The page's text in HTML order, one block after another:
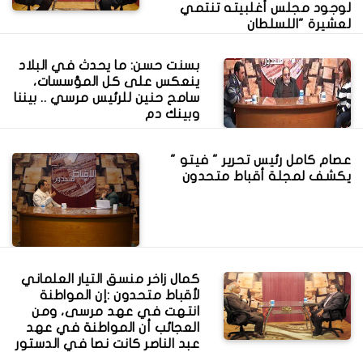
لوجود مجلس أغلبيته تنتمي
لعشيرة "اللسلطان
بسنت حسن: ما يحدث في البلاد
ينعكس على كل المؤسسات،
سامح حنين للرئيس مرسي .. بيننا
وبينك دم
عصام كامل رئيس تحرير " فيتو "
يكشف لمجلة أقباط متحدون
كمال زاخر منسق التيار العلماني
لأقباط متحدون :إن المواطنة
انتهت في عهد مرسى، ومن
العجائب أن المواطنة في عهد
عبد الناصر كانت نصا في الدستور